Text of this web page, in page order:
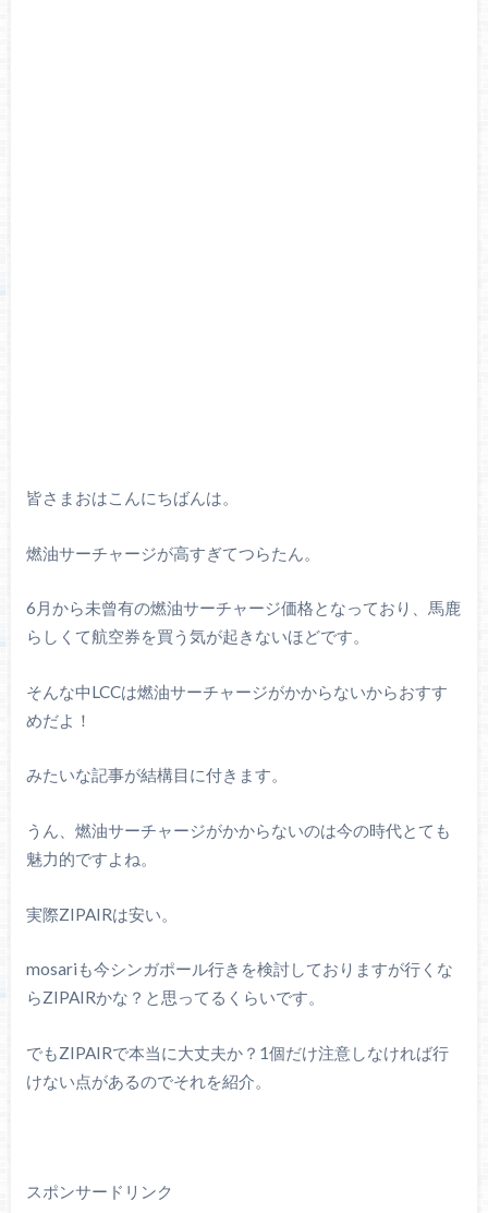
皆さまおはこんにちばんは。
燃油サーチャージが高すぎてつらたん。
6月から未曾有の燃油サーチャージ価格となっており、馬鹿
らしくて航空券を買う気が起きないほどです。
そんな中LCCは燃油サーチャージがかからないからおすす
めだよ！
みたいな記事が結構目に付きます。
うん、燃油サーチャージがかからないのは今の時代とても
魅力的ですよね。
実際ZIPAIRは安い。
mosariも今シンガポール行きを検討しておりますが行くな
らZIPAIRかな？と思ってるくらいです。
でもZIPAIRで本当に大丈夫か？1個だけ注意しなければ行
けない点があるのでそれを紹介。
スポンサードリンク